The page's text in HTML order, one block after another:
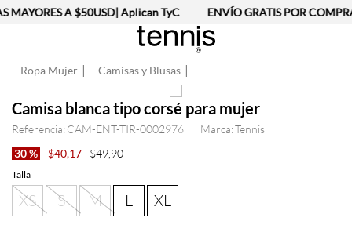
MAYORES A $50USD| Aplican TyC ENVÍO GRATIS POR
Ropa Mujer Camisas y Blusas
Camisa blanca tipo corsé para mujer
Referencia: CAM-ENT-TIR-0002976
Tennis
30 %
$40,17 $49,90
Talla
XS S M L XL